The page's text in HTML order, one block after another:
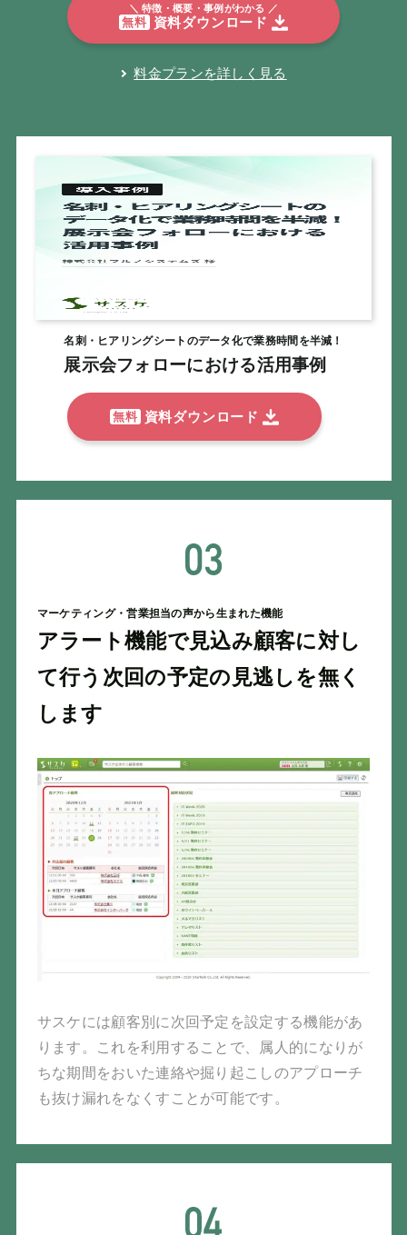
＼ 特徴・概要・事例がわかる ／
無料 資料ダウンロード
料金プランを詳しく見る
名刺・ヒアリングシートのデータ化で業務時間を半減！
展示会フォローにおける活用事例
無料 資料ダウンロード
マーケティング・営業担当の声から生まれた機能
アラート機能で見込み顧客に対し
て行う次回の予定の見逃しを無く
します
サスケには顧客別に次回予定を設定する機能があ
ります。これを利用することで、属人的になりが
ちな期間をおいた連絡や掘り起こしのアプローチ
も抜け漏れをなくすことが可能です。